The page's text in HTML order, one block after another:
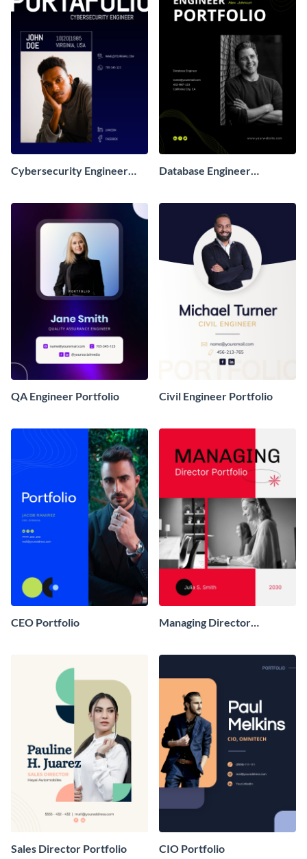
Cybersecurity Engineer
Database Engineer
QA Engineer Portfolio Civil Engineer Portfolio
CEO Portfolio
Managing Director
Sales Director Portfolio CIO Portfolio